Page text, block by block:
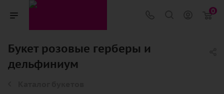
0
Букет розовые герберы и
дельфиниум